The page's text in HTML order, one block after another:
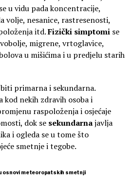
u vidu pada koncentracije,
volje, nesanice, rastresenosti,
itd.Fizički simptomi se
migrene, vrtoglavice,
u mišićima i u predjelu starih
primarna i sekundarna.
kod nekih zdravih osoba i
raspoloženja i osjećaje
dok se sekundarnajavlja
i ogleda se u tome što
smetnje i tegobe.
osnovi meteoropatskih smetnji